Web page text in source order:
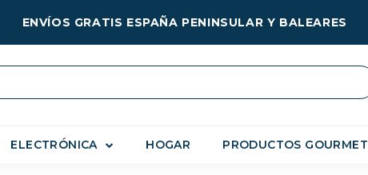
ENVÍOS GRATIS ESPAÑA PENINSULAR Y BALEARES
ELECTRÓNICA HOGAR PRODUCTOS GOURMET